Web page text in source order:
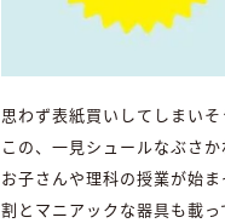
思わず表紙買いしてしまい
この、一見シュールなぶさ
お子さんや理科の授業が始
割とマニアックな器具も載